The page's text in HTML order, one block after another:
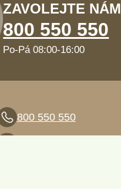
ZAVOLEJTE NÁM
800 550 550
Po-Pá 08:00-16:00
800 550 550